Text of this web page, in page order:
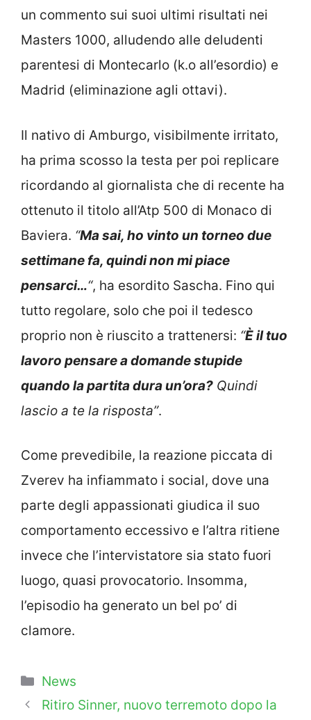
un commento sui suoi ultimi risultati nei
Masters 1000, alludendo alle deludenti
parentesi di Montecarlo (k.o all’esordio) e
Madrid (eliminazione agli ottavi).
Il nativo di Amburgo, visibilmente irritato,
ha prima scosso la testa per poi replicare
ricordando al giornalista che di recente ha
ottenuto il titolo all’Atp 500 di Monaco di
Baviera. “Ma sai, ho vinto un torneo due
settimane fa, quindi non mi piace
pensarci…“, ha esordito Sascha. Fino qui
tutto regolare, solo che poi il tedesco
proprio non è riuscito a trattenersi: “È il tuo
lavoro pensare a domande stupide
quando la partita dura un’ora? Quindi
lascio a te la risposta”.
Come prevedibile, la reazione piccata di
Zverev ha infiammato i social, dove una
parte degli appassionati giudica il suo
comportamento eccessivo e l’altra ritiene
invece che l’intervistatore sia stato fuori
luogo, quasi provocatorio. Insomma,
l’episodio ha generato un bel po’ di
clamore.
Categorie
News
Ritiro Sinner, nuovo terremoto dopo la